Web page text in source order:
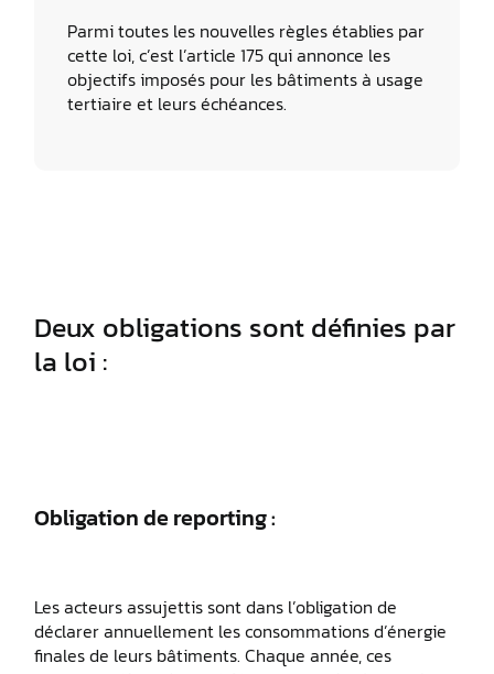
Parmi toutes les nouvelles règles établies par
cette loi, c’est l’article 175 qui annonce les
objectifs imposés pour les bâtiments à usage
tertiaire et leurs échéances.
Deux obligations sont définies par
la loi :
Obligation de reporting :
Les acteurs assujettis sont dans l’obligation de
déclarer annuellement les consommations d’énergie
finales de leurs bâtiments. Chaque année, ces